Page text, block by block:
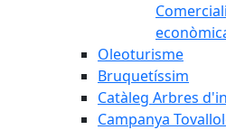
Oleoturisme
Bruquetíssim
Catàleg Arbres
Campanya